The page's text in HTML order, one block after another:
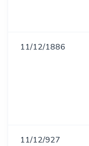
11/12/1886
11/12/927